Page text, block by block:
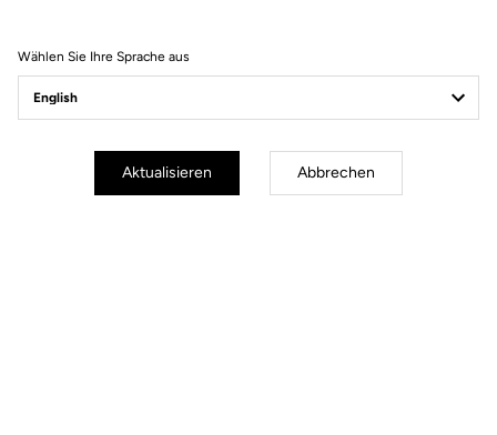
Accessories
Wählen Sie Ihre Sprache aus
Aktualisieren Abbrechen